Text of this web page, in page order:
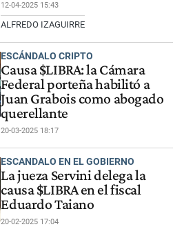
12-04-2025 15:43
ALFREDO IZAGUIRRE
ESCÁNDALO CRIPTO
Causa $LIBRA: la Cámara
Federal porteña habilitó a
Juan Grabois como abogado
querellante
20-03-2025 18:17
ESCANDALO EN EL GOBIERNO
La jueza Servini delega la
causa $LIBRA en el fiscal
Eduardo Taiano
20-02-2025 17:04